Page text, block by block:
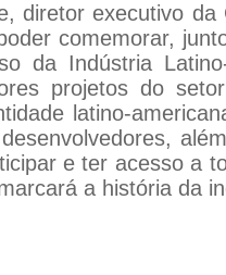
diretor executivo
comemorar,
da Indústria
projetos do
latino-
e ter acesso a
a história da